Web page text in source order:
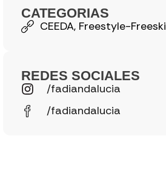
CATEGORIAS
CEEDA, Freestyle-Freeski
REDES SOCIALES
/fadiandalucia
/fadiandalucia